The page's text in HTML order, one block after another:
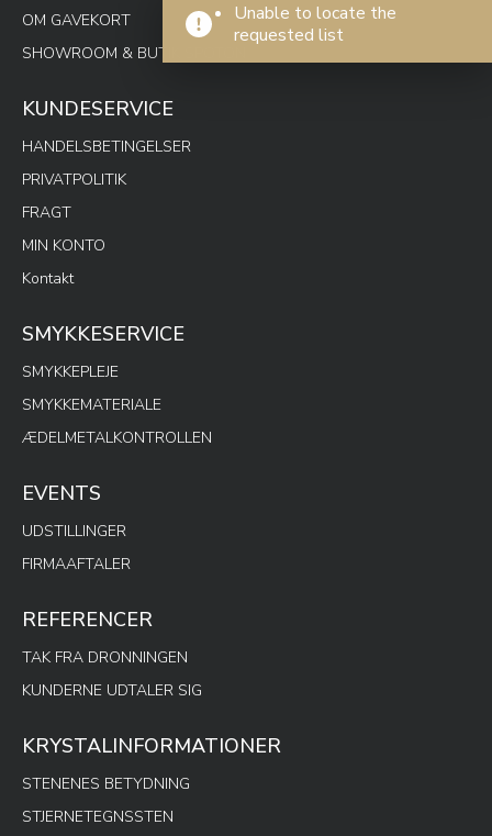
Unable to locate the
requested list
OM GAVEKORT
SHOWROOM & BUTIK SPOTON
KUNDESERVICE
HANDELSBETINGELSER
PRIVATPOLITIK
FRAGT
MIN KONTO
Kontakt
SMYKKESERVICE
SMYKKEPLEJE
SMYKKEMATERIALE
ÆDELMETALKONTROLLEN
EVENTS
UDSTILLINGER
FIRMAAFTALER
REFERENCER
TAK FRA DRONNINGEN
KUNDERNE UDTALER SIG
KRYSTALINFORMATIONER
STENENES BETYDNING
STJERNETEGNSSTEN